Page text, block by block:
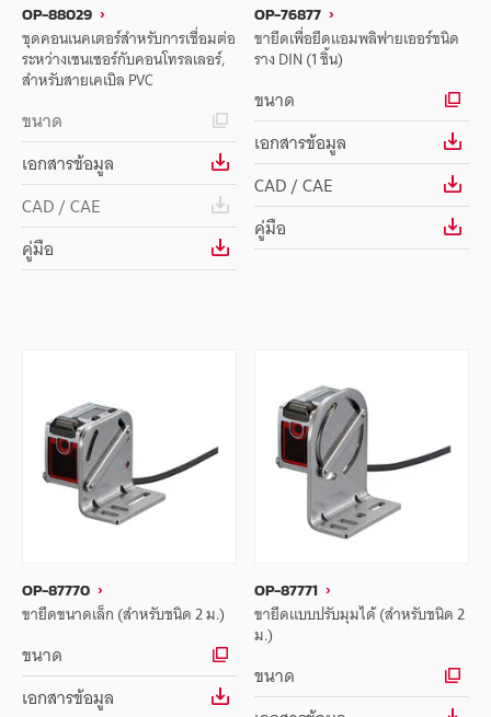
OP-88029
ชุดคอนเนคเตอร์สำหรับการเชื่อมต่อ
ระหว่างเซนเซอร์กับคอนโทรลเลอร์,
สำหรับสายเคเบิล PVC
ขนาด
เอกสารข้อมูล
CAD / CAE
คู่มือ
OP-76877
ขายึดเพื่อยึดแอมพลิฟายเออร์ชนิด
ราง DIN (1 ชิ้น)
ขนาด
เอกสารข้อมูล
CAD / CAE
คู่มือ
OP-87770
ขายึดขนาดเล็ก (สำหรับชนิด 2 ม.)
ขนาด
เอกสารข้อมูล
OP-87771
ขายึดแบบปรับมุมได้ (สำหรับชนิด 2
ม.)
ขนาด